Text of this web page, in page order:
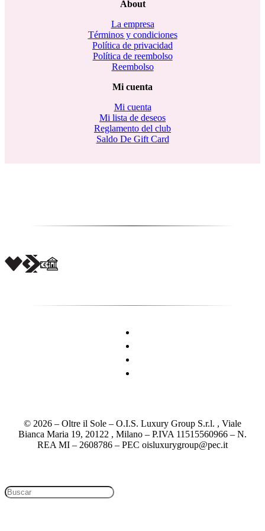
About
La empresa
Términos y condiciones
Política de privacidad
Política de reembolso
Reembolso
Mi cuenta
Mi cuenta
Mi lista de deseos
Reglamento del club
Saldo De Gift Card
© 2026 – Oltre il Sole – O.I.S. Luxury Group S.r.l. , Viale
Bianca Maria 19, 20122 , Milano – P.IVA 11515560966 – N.
REA MI – 2608786 – PEC oisluxurygroup@pec.it